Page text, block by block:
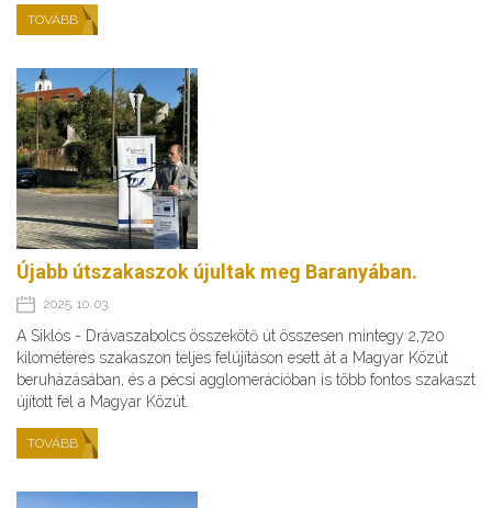
TOVÁBB
Újabb útszakaszok újultak meg Baranyában.
2025. 10. 03.
A Siklós - Drávaszabolcs összekötő út összesen mintegy 2,720
kilométeres szakaszon teljes felújításon esett át a Magyar Közút
beruházásában, és a pécsi agglomerációban is több fontos szakaszt
újított fel a Magyar Közút.
TOVÁBB